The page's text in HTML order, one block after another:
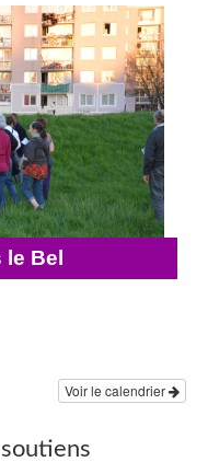
Bel
Voir le calendrier